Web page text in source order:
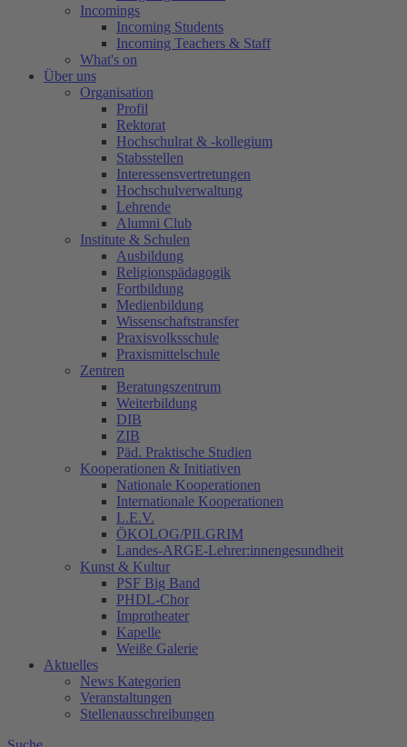
Incomings
Incoming Students
Incoming Teachers & Staff
What's on
Über uns
Organisation
Profil
Rektorat
Hochschulrat & -kollegium
Stabsstellen
Interessensvertretungen
Hochschulverwaltung
Lehrende
Alumni Club
Institute & Schulen
Ausbildung
Religionspädagogik
Fortbildung
Medienbildung
Wissenschaftstransfer
Praxisvolksschule
Praxismittelschule
Zentren
Beratungszentrum
Weiterbildung
DIB
ZIB
Päd. Praktische Studien
Kooperationen & Initiativen
Nationale Kooperationen
Internationale Kooperationen
L.E.V.
ÖKOLOG/PILGRIM
Landes-ARGE-Lehrer:innengesundheit
Kunst & Kultur
PSF Big Band
PHDL-Chor
Improtheater
Kapelle
Weiße Galerie
Aktuelles
News Kategorien
Veranstaltungen
Stellenausschreibungen